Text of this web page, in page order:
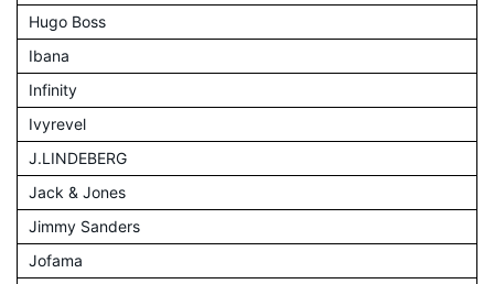
Hugo Boss
Ibana
Infinity
Ivyrevel
J.LINDEBERG
Jack & Jones
Jimmy Sanders
Jofama